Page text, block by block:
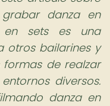
danza en
en sets es una
otros bailarines y
de realzar
diversos.
danza en